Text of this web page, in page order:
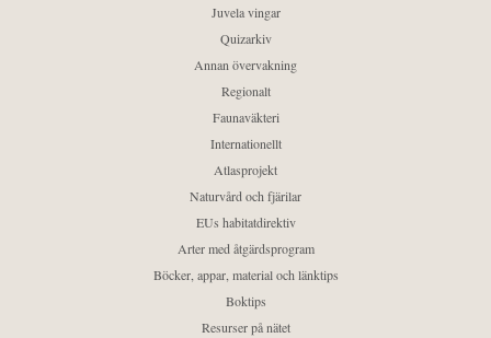
Juvela vingar
Quizarkiv
Annan övervakning
Regionalt
Faunaväkteri
Internationellt
Atlasprojekt
Naturvård och fjärilar
EUs habitatdirektiv
Arter med åtgärdsprogram
Böcker, appar, material och länktips
Boktips
Resurser på nätet